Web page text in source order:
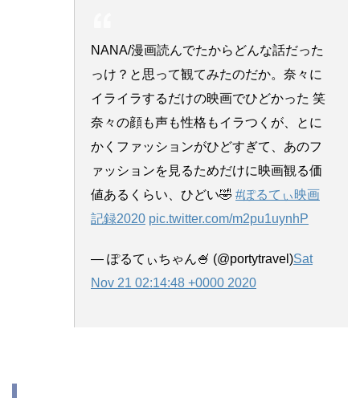
NANA/漫画読んでたからどんな話だった
っけ？と思って観てみたのだか。奈々に
イライラするだけの映画でひどかった 笑
奈々の顔も声も性格もイラつくが、とに
かくファッションがひどすぎて、あのフ
ァッションを見るためだけに映画観る価
値あるくらい、ひどい🤣 #ぽるてぃ映画
記録2020 pic.twitter.com/m2pu1uynhP
— ぽるてぃちゃん🍧 (@portytravel)Sat
Nov 21 02:14:48 +0000 2020